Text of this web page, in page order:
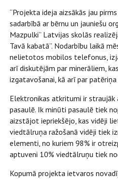
“Projekta ideja aizsākās jau
sadarbībā ar bērnu un jauniešu
Mazpulki” Latvijas skolās
Tavā kabatā”. Nodarbību laikā
nelietotos mobilos telefonus,
arī diskutējām par minerāliem,
izgatavošanai, kā arī par patēriņa
Elektronikas atkritumi ir
pasaulē. Ik minūti pasaulē tiek
aizstājot iepriekšējo, kas vidēji
viedtālruņa ražošanā vidēji tiek
elementi, no kuriem 98% ir
aptuveni 10% viedtālruņu tiek
Kopumā projekta ietvaros